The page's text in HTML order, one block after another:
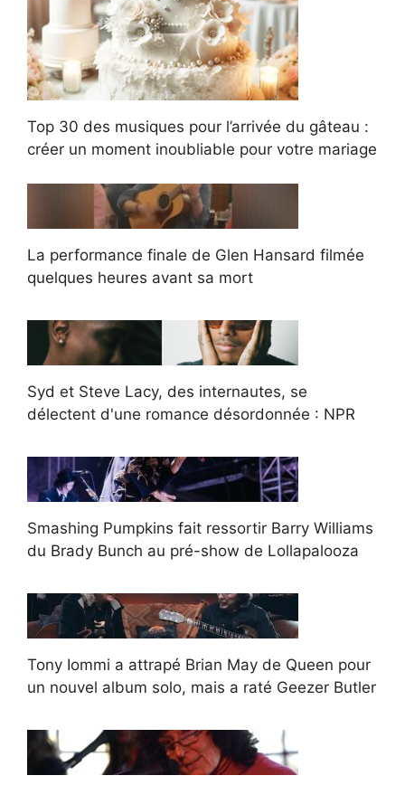
Top 30 des musiques pour l’arrivée du gâteau :
créer un moment inoubliable pour votre mariage
La performance finale de Glen Hansard filmée
quelques heures avant sa mort
Syd et Steve Lacy, des internautes, se
délectent d'une romance désordonnée : NPR
Smashing Pumpkins fait ressortir Barry Williams
du Brady Bunch au pré-show de Lollapalooza
Tony Iommi a attrapé Brian May de Queen pour
un nouvel album solo, mais a raté Geezer Butler